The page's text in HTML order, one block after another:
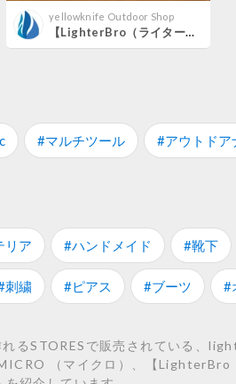
yellowknife Outdoor Shop
【LighterBro（ライターブロ）】 MICRO （マイクロ）
#マルチツール #アウトドア
リア #ハンドメイド #靴下
刺繍 #ピアス #ブーツ #
るSTORESで販売されている、
（マイクロ）、【LighterBro